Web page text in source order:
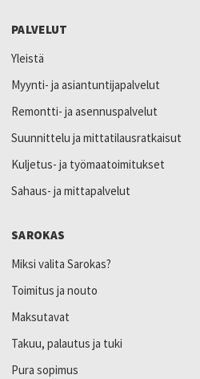
PALVELUT
Yleistä
Myynti- ja asiantuntijapalvelut
Remontti- ja asennuspalvelut
Suunnittelu ja mittatilausratkaisut
Kuljetus- ja työmaatoimitukset
Sahaus- ja mittapalvelut
SAROKAS
Miksi valita Sarokas?
Toimitus ja nouto
Maksutavat
Takuu, palautus ja tuki
Pura sopimus